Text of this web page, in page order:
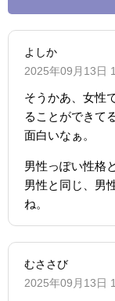
よしか
2025年09月13日
そうかあ、女性
ることができて
面白いなぁ。
男性っぽい性格
男性と同じ、男
ね。
むささび
2025年09月13日